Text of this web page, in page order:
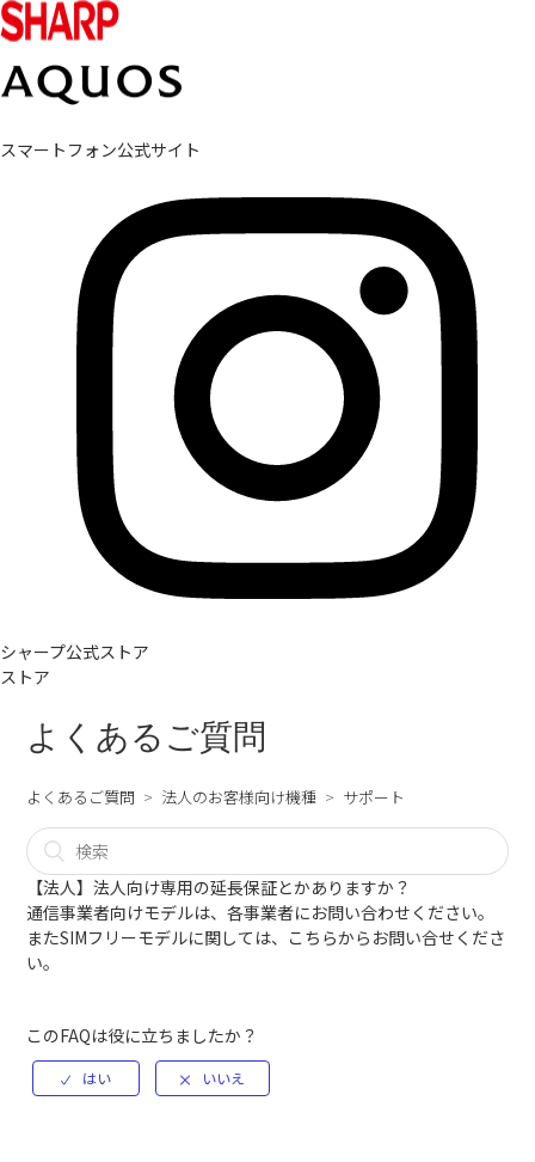
スマートフォン公式サイト
シャープ公式ストア
ストア
よくあるご質問
よくあるご質問 法人のお客様向け機種 サポート
【法人】法人向け専用の延長保証とかありますか？
通信事業者向けモデルは、各事業者にお問い合わせください。
またSIMフリーモデルに関しては、 こちらからお問い合せくださ
い。
このFAQは役に立ちましたか？